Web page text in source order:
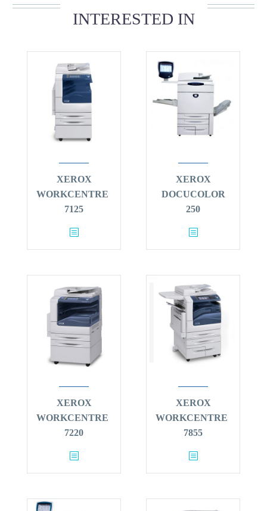
INTERESTED IN
XEROX
DOCUCOLOR
250
XEROX
WORKCENTRE
7125
XEROX
WORKCENTRE
7855
XEROX
WORKCENTRE
7220